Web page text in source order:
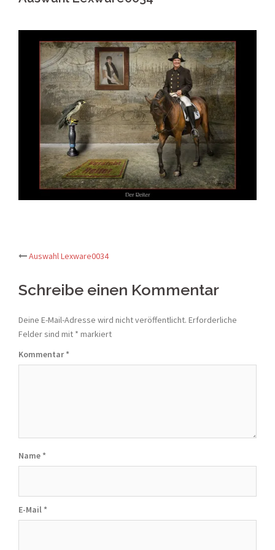
Post
navigation
Auswahl Lexware0034
Schreibe einen Kommentar
Deine E-Mail-Adresse wird nicht veröffentlicht. Erforderliche
Felder sind mit * markiert
Kommentar*
Name *
E-Mail *